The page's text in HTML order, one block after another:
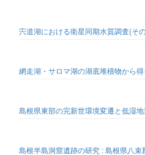
宍道湖における衛星同期水質調査(そ
網走湖・サロマ湖の湖底堆積物から
島根県東部の完新世環境変遷と低湿
島根半島洞窟遺跡の研究 : 島根県八